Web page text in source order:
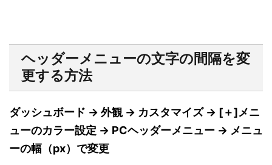
ヘッダーメニューの文字の間隔を変
更する方法
ダッシュボード → 外観 → カスタマイズ → [＋]メニ
ューのカラー設定 → PCヘッダーメニュー → メニュ
ーの幅（px）で変更